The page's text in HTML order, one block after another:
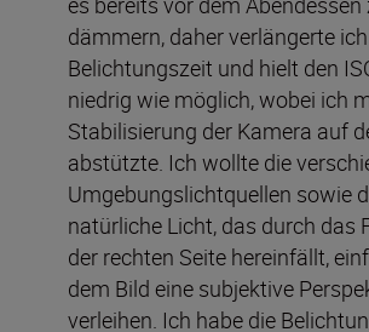
dämmern, daher verlängerte
Belichtungszeit und hielt den
niedrig wie möglich, wobei ich
Stabilisierung der Kamera auf
abstützte. Ich wollte die
Umgebungslichtquellen sowie
natürliche Licht, das durch das
der rechten Seite hereinfällt,
dem Bild eine subjektive
verleihen. Ich habe die